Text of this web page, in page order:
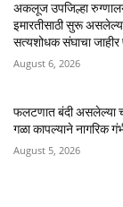
अकलूज उपजिल्हा
इमारतीसाठी सुरू
सत्यशोधक संघाचा जाहीर
August 6, 2026
फलटणात बंदी असलेल्या
गळा कापल्याने नागरिक
August 5, 2026